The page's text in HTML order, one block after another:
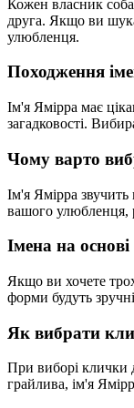
Кожен власник
друга. Якщо ви
улюбленця.
Походження
Ім'я Ямірра має
загадковості.
Чому варто
Ім'я Ямірра
вашого улюбленця,
Імена на
Якщо ви хочете
форми будуть
Як вибрати
При виборі клички
грайлива, ім'я